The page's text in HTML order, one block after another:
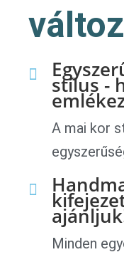
stílus -
A mai kor
Minden